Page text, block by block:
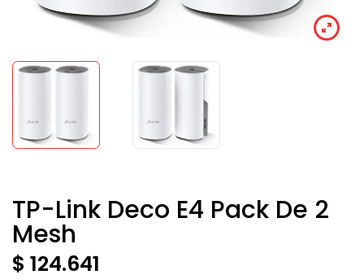
TP-Link Deco E4 Pack De 2
Mesh
$ 124.641